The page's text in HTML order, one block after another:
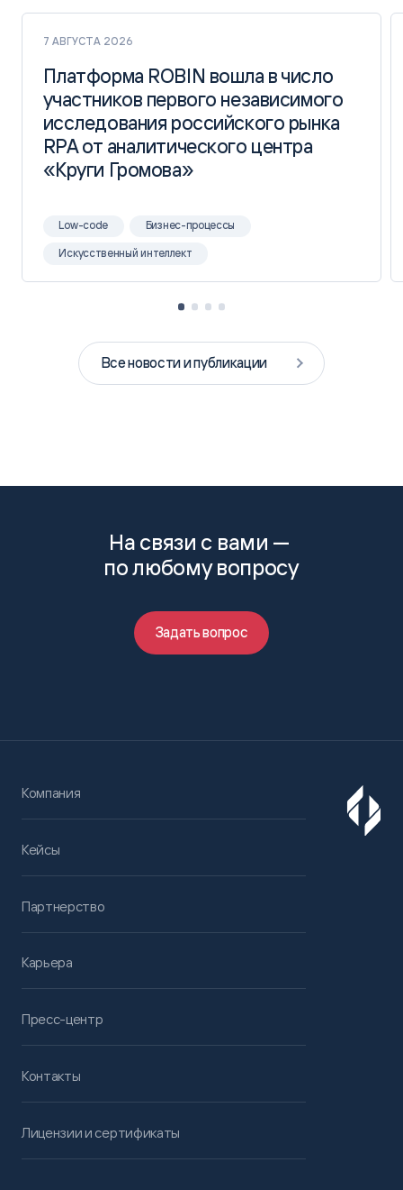
7 АВГУСТА 2026
Платформа ROBIN вошла в число
участников первого независимого
исследования российского рынка
RPA от аналитического центра
«Круги Громова»
Платформа ROBIN вошла в число
участников первого независимого
исследования российского рынка
RPA от аналитического центра
«Круги Громова»
Low-code Бизнес-процессы
Искусственный интеллект
Все новости и публикации
На связи с вами —
по любому вопросу
Задать вопрос
Компания
Кейсы
Партнерство
Карьера
Пресс-центр
Контакты
Лицензии и сертификаты